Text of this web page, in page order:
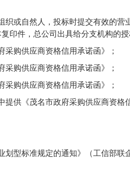
织或自然人，投标时提交有效的营
印件，总公司出具给分支机构的
采购供应商资格信用承诺函》；
采购供应商资格信用承诺函》
；
采购供应商资格信用承诺函》
；
提供《茂名市政府采购供应商资格
型标准规定的通知》（工信部联